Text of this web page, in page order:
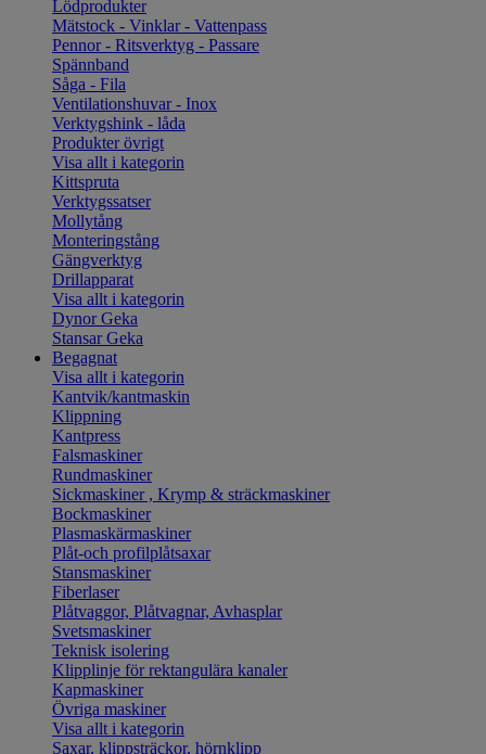
Lödprodukter
Mätstock - Vinklar - Vattenpass
Pennor - Ritsverktyg - Passare
Spännband
Såga - Fila
Ventilationshuvar - Inox
Verktygshink - låda
Produkter övrigt
Visa allt i kategorin
Kittspruta
Verktygssatser
Mollytång
Monteringstång
Gängverktyg
Drillapparat
Visa allt i kategorin
Dynor Geka
Stansar Geka
Begagnat
Visa allt i kategorin
Kantvik/kantmaskin
Klippning
Kantpress
Falsmaskiner
Rundmaskiner
Sickmaskiner , Krymp & sträckmaskiner
Bockmaskiner
Plasmaskärmaskiner
Plåt-och profilplåtsaxar
Stansmaskiner
Fiberlaser
Plåtvaggor, Plåtvagnar, Avhasplar
Svetsmaskiner
Teknisk isolering
Klipplinje för rektangulära kanaler
Kapmaskiner
Övriga maskiner
Visa allt i kategorin
Saxar, klippsträckor, hörnklipp